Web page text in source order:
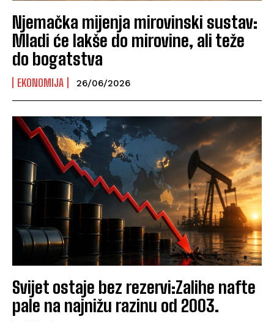
Njemačka mijenja mirovinski sustav:
Mladi će lakše do mirovine, ali teže
do bogatstva
EKONOMIJA 26/06/2026
Svijet ostaje bez rezervi:Zalihe nafte
pale na najnižu razinu od 2003.